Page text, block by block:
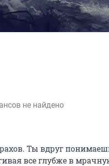
не найдено
Ты вдруг
все глубже в